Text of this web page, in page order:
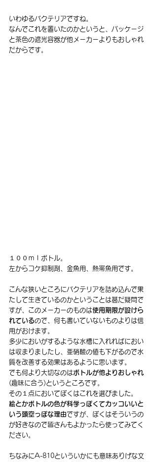
いわゆるバクテリアですね。
なんでこれを置いたのかというと、パッケージ
と茶色の遮光容器が他メーカーよりもおしゃれ
だからです。
１００ｍｌボトル。
左からコケ抑制剤、金魚用、熱帯魚用です。
こんな狭いところにバクテリアを詰め込んで果
たして生きているのかということは甚だ疑問で
すが、このメーカーのものは使用期限が設けら
れているので、何も書いていないものよりは信
用がおけます。
多少においがするような水槽に入れればにおい
は収まりましたし、亜硝酸の値も下がるので水
質を改善する効果はあるように思います。
でも何より大切なのはボトルが他よりおしゃれ
(趣味に合う)というところです。
その１点においてぼくはこれを選びました。
絵とかボトルの色が科学っぽくてカッコいいと
いう頭空っぽな理由ですが、ぼくはそういうの
が好きなので皆さんもよかったら使ってみてく
ださい。
ちなみにA-810といういかにも意味ありげな文